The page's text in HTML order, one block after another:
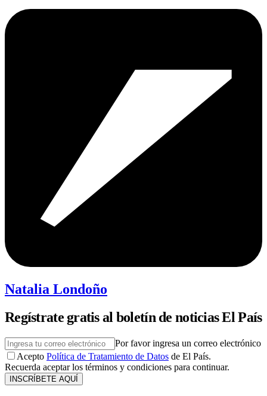
Natalia Londoño
Regístrate gratis al boletín de noticias El País
Por favor ingresa un correo electrónico
Acepto Política de Tratamiento de Datos de El País.
Recuerda aceptar los términos y condiciones para continuar.
INSCRÍBETE AQUÍ